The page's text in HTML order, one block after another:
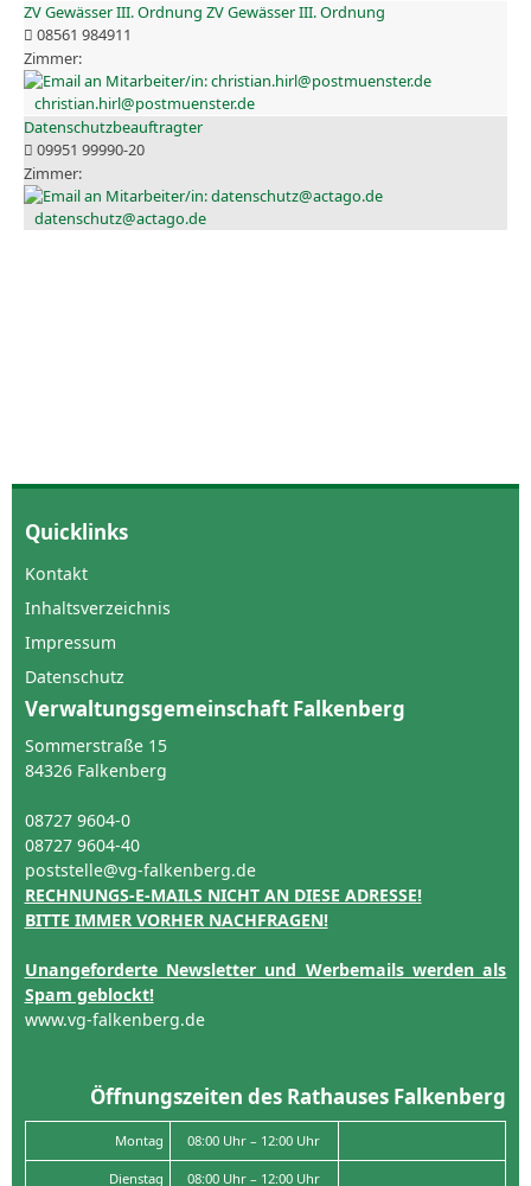
ZV Gewässer III. Ordnung ZV Gewässer III. Ordnung
08561 984911
christian.hirl@postmuenster.de
Datenschutzbeauftragter
09951 99990-20
datenschutz@actago.de
Quicklinks
Kontakt
Inhaltsverzeichnis
Impressum
Datenschutz
Verwaltungsgemeinschaft Falkenberg
Sommerstraße 15
84326 Falkenberg
08727 9604-0
08727 9604-40
poststelle@vg-falkenberg.de
RECHNUNGS-E-MAILS NICHT AN DIESE ADRESSE!
BITTE IMMER VORHER NACHFRAGEN!
Unangeforderte Newsletter und Werbemails werden als
Spam geblockt!
www.vg-falkenberg.de
Öffnungszeiten des Rathauses Falkenberg
Montag 08:00 Uhr – 12:00 Uhr
Dienstag 08:00 Uhr – 12:00 Uhr